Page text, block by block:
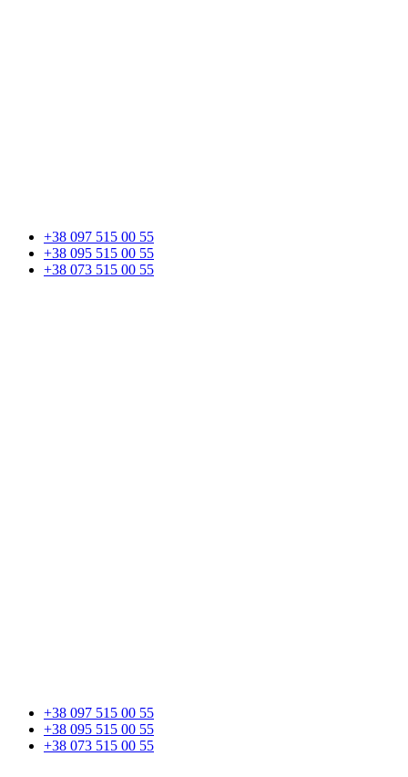
+38 097 515 00 55
+38 095 515 00 55
+38 073 515 00 55
+38 097 515 00 55
+38 095 515 00 55
+38 073 515 00 55